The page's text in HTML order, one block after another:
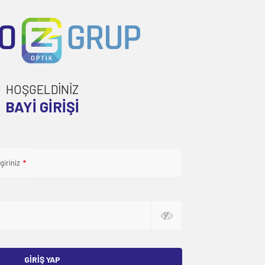
HOŞGELDİNİZ
BAYI GIRIŞI
*
GIRIŞ YAP